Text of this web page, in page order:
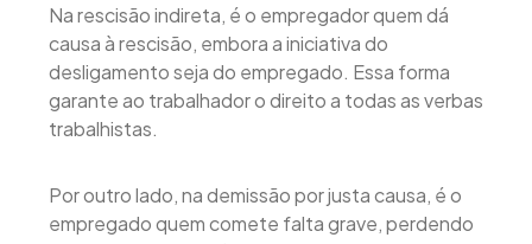
Na rescisão indireta, é o empregador quem dá
causa à rescisão, embora a iniciativa do
desligamento seja do empregado. Essa forma
garante ao trabalhador o direito a todas as verbas
trabalhistas.
Por outro lado, na demissão por justa causa, é o
empregado quem comete falta grave, perdendo